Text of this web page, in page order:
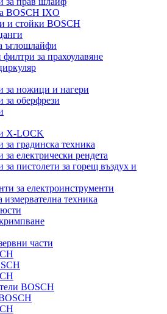
BOSCH IXO
и стойки BOSCH
ъглошлайфи
за прахоулавяне
за ножици и нагери
за оберфрези
X-LOCK
за градинска техника
електрически рендета
за пистолети за горещ въздух и
за електроинструменти
измервателна техника
части
BOSCH